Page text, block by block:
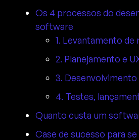
Os 4 processos do
software
1. Levantamento de
2. Planejamento e
3. Desenvolvimento
4. Testes,
Quanto custa um
Case de sucesso para